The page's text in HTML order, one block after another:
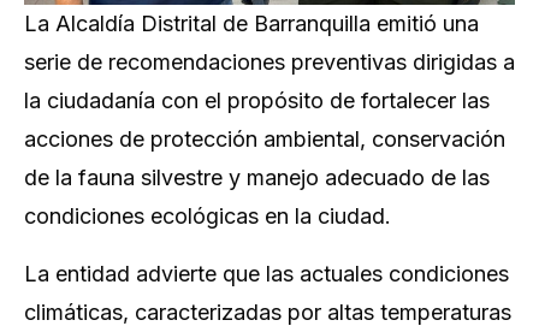
La Alcaldía Distrital de Barranquilla emitió una
serie de recomendaciones preventivas dirigidas a
la ciudadanía con el propósito de fortalecer las
acciones de protección ambiental, conservación
de la fauna silvestre y manejo adecuado de las
condiciones ecológicas en la ciudad.
La entidad advierte que las actuales condiciones
climáticas, caracterizadas por altas temperaturas